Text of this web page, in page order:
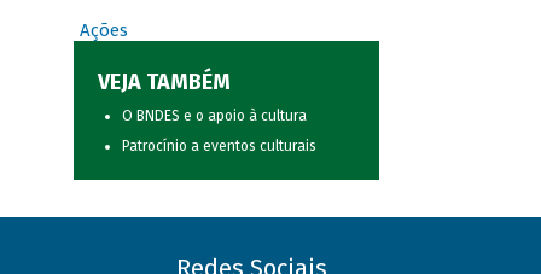
Ações
VEJA TAMBÉM
O BNDES e o apoio à cultura
Patrocínio a eventos culturais
Redes Sociais